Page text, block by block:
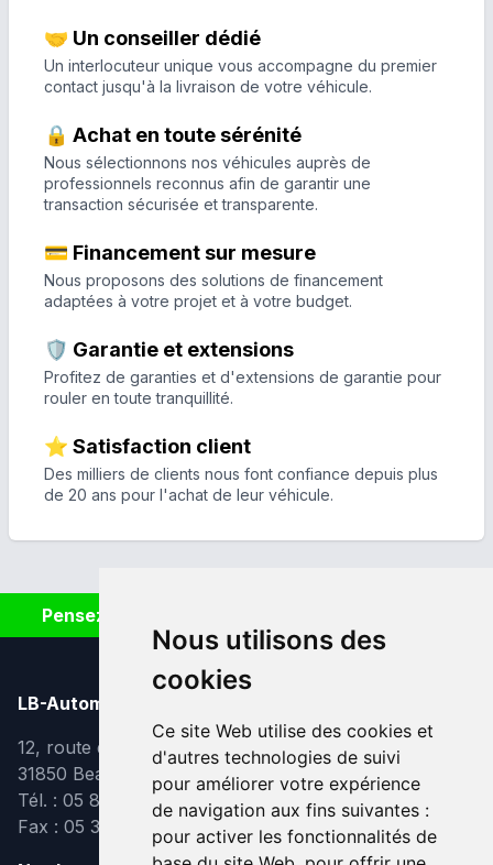
Nous utilisons des
cookies
Ce site Web utilise des cookies et
d'autres technologies de suivi
pour améliorer votre expérience
de navigation aux fins suivantes :
pour activer les fonctionnalités de
🤝 Un conseiller dédié
Un interlocuteur unique vous accompagne du premier
contact jusqu'à la livraison de votre véhicule.
🔒 Achat en toute sérénité
Nous sélectionnons nos véhicules auprès de
professionnels reconnus afin de garantir une
transaction sécurisée et transparente.
💳 Financement sur mesure
Nous proposons des solutions de financement
adaptées à votre projet et à votre budget.
🛡️ Garantie et extensions
Profitez de garanties et d'extensions de garantie pour
rouler en toute tranquillité.
⭐ Satisfaction client
Des milliers de clients nous font confiance depuis plus
de 20 ans pour l'achat de leur véhicule.
Pensez à covoiturer #SeDéplacerMoinsPolluer
LB-Automobiles.com
12, route de Lavaur
31850 Beaupuy
Tél. : 05 82 95 39 40
Fax : 05 31 08 10 91